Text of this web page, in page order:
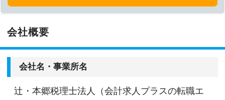
会社概要
会社名・事業所名
辻・本郷税理士法人（会計求人プラスの転職エ